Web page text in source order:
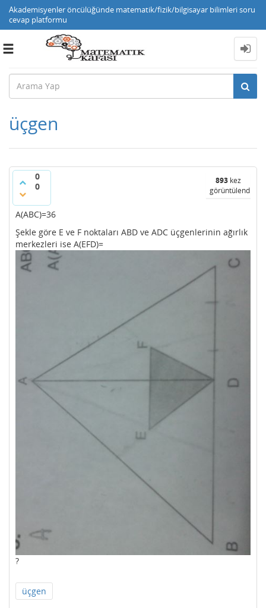
Akademisyenler öncülüğünde matematik/fizik/bilgisayar bilimleri soru
cevap platformu
Toggle
üçgen
0
0
893 kez
görüntülendi
A(ABC)=36
Şekle göre E ve F noktaları ABD ve ADC üçgenlerinin ağırlık
merkezleri ise A(EFD)=
?
üçgen